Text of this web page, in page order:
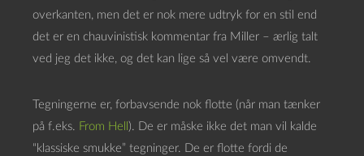
overkanten, men det er nok mere udtryk for en stil end
det er en chauvinistisk kommentar fra Miller – ærlig talt
ved jeg det ikke, og det kan lige så vel være omvendt.
Tegningerne er, forbavsende nok flotte (når man tænker
på f.eks. From Hell ). De er måske ikke det man vil kalde
“klassiske smukke” tegninger. De er flotte fordi de